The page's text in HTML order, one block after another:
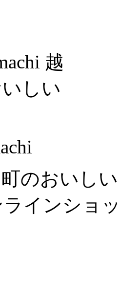
のおいし
インショ